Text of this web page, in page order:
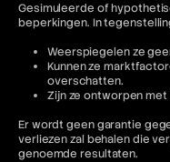
Gesimuleerde of
beperkingen. In
Weerspiegelen ze
Kunnen ze
overschatten.
Zijn ze ontworpen
Er wordt geen garantie
verliezen zal behalen die
genoemde resultaten.